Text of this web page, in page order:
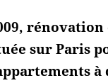
rénovation
sur Paris